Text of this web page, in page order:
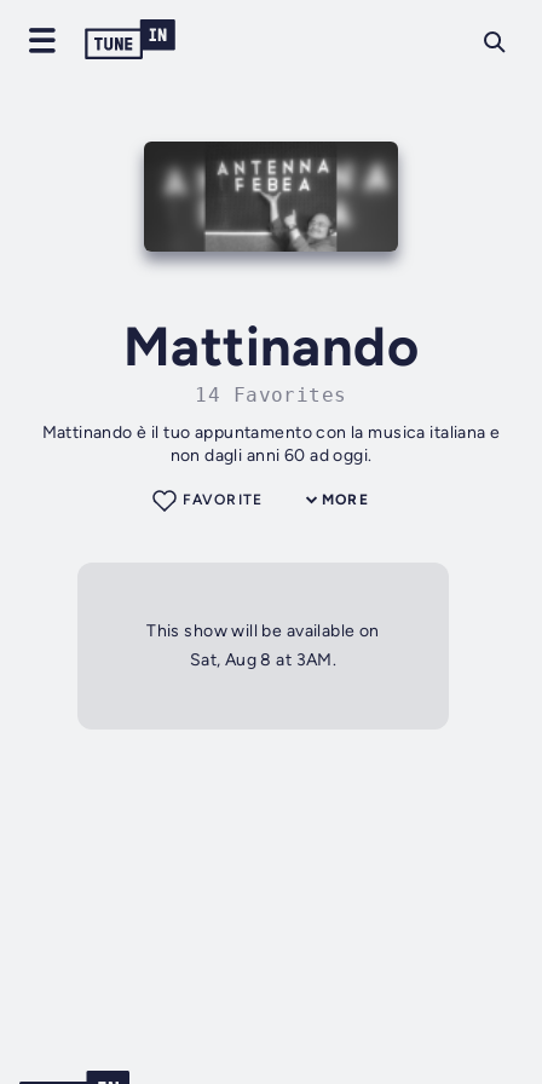
Mattinando
14 Favorites
Mattinando è il tuo appuntamento con la musica italiana e
non dagli anni 60 ad oggi.
MORE
FAVORITE
This show will be available on
Sat, Aug 8 at 3AM.